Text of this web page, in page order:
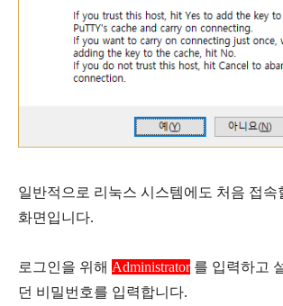
일반적으로 리눅스 시스템에도 처음 접속
화면입니다.
로그인을 위해 Administrator 를 입력하고
던 비밀번호를 입력합니다.